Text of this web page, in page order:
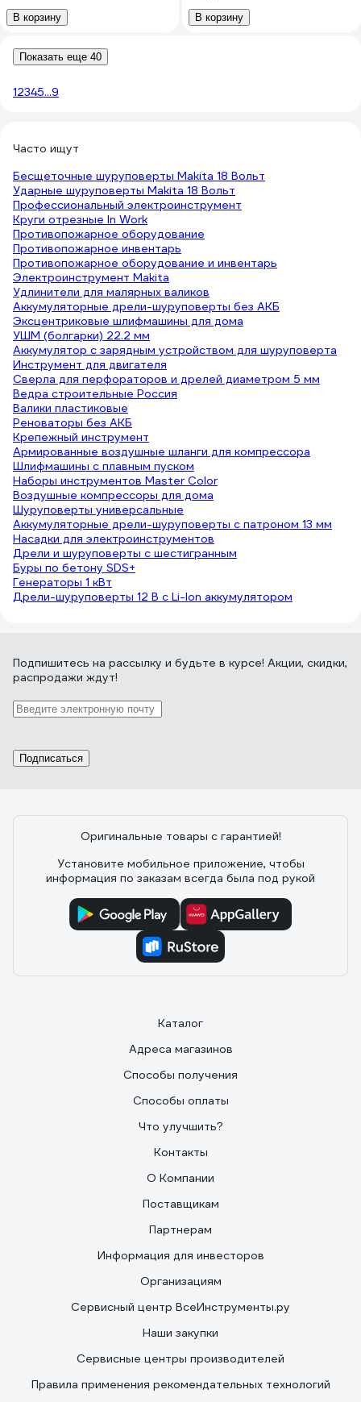
BFC4000(54469)
В корзину В корзину
Показать еще 40
12345...9
Часто ищут
Бесщеточные шуруповерты Makita 18 Вольт
Ударные шуруповерты Makita 18 Вольт
Профессиональный электроинструмент
Круги отрезные In Work
Противопожарное оборудование
Противопожарное инвентарь
Противопожарное оборудование и инвентарь
Электроинструмент Makita
Удлинители для малярных валиков
Аккумуляторные дрели-шуруповерты без АКБ
Эксцентриковые шлифмашины для дома
УШМ (болгарки) 22.2 мм
Аккумулятор с зарядным устройством для шуруповерта
Инструмент для двигателя
Сверла для перфораторов и дрелей диаметром 5 мм
Ведра строительные Россия
Валики пластиковые
Реноваторы без АКБ
Крепежный инструмент
Армированные воздушные шланги для компрессора
Шлифмашины с плавным пуском
Наборы инструментов Master Color
Воздушные компрессоры для дома
Шуруповерты универсальные
Аккумуляторные дрели-шуруповерты с патроном 13 мм
Насадки для электроинструментов
Дрели и шуруповерты с шестигранным
Буры по бетону SDS+
Генераторы 1 кВт
Дрели-шуруповерты 12 В с Li-Ion аккумулятором
Подпишитесь на рассылку и будьте в курсе! Акции, скидки,
распродажи ждут!
Подписаться
Оригинальные товары с гарантией!
Установите мобильное приложение, чтобы
информация по заказам всегда была под рукой
Каталог
Адреса магазинов
Способы получения
Способы оплаты
Что улучшить?
Контакты
О Компании
Поставщикам
Партнерам
Информация для инвесторов
Организациям
Сервисный центр ВсеИнструменты.ру
Наши закупки
Сервисные центры производителей
Правила применения рекомендательных технологий